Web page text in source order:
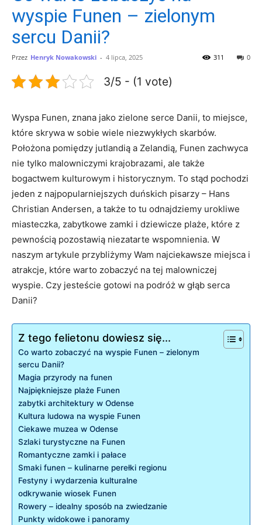
wyspie Funen – zielonym
sercu Danii?
Przez Henryk Nowakowski - 4 lipca, 2025 0
311
3/5 - (1 vote)
Wyspa Funen, znana jako zielone serce Danii, to miejsce,
które skrywa w sobie wiele niezwykłych skarbów.
Położona⁢ pomiędzy jutlandią a⁢ Zelandią, Funen ‌zachwyca
nie tylko malowniczymi krajobrazami, ale także
bogactwem kulturowym i‌ historycznym. To stąd pochodzi
jeden z najpopularniejszych duńskich pisarzy –⁤ Hans
Christian ‍Andersen, a także to ‌tu odnajdziemy urokliwe
miasteczka, zabytkowe zamki i dziewicze plaże, które‌ z
pewnością pozostawią ⁢niezatarte ‌wspomnienia. W
naszym ⁢artykule przybliżymy Wam najciekawsze ⁢miejsca i
atrakcje, które warto⁣ zobaczyć⁤ na tej malowniczej
wyspie. Czy ⁤jesteście gotowi na​ podróż w głąb serca‌
Danii?
Z tego felietonu dowiesz się...
Co warto zobaczyć na wyspie ⁢Funen – zielonym
⁣sercu Danii?
Magia przyrody na⁤ funen
Najpiękniejsze plaże Funen
zabytki architektury‌ w Odense
Kultura ludowa ​na wyspie Funen
Ciekawe‍ muzea w Odense
Szlaki turystyczne na Funen
Romantyczne zamki i pałace
Smaki ‌funen⁤ – kulinarne⁤ perełki regionu
Festyny i wydarzenia⁣ kulturalne
odkrywanie ​wiosek Funen
Rowery – idealny sposób na zwiedzanie
Punkty widokowe ⁣i panoramy